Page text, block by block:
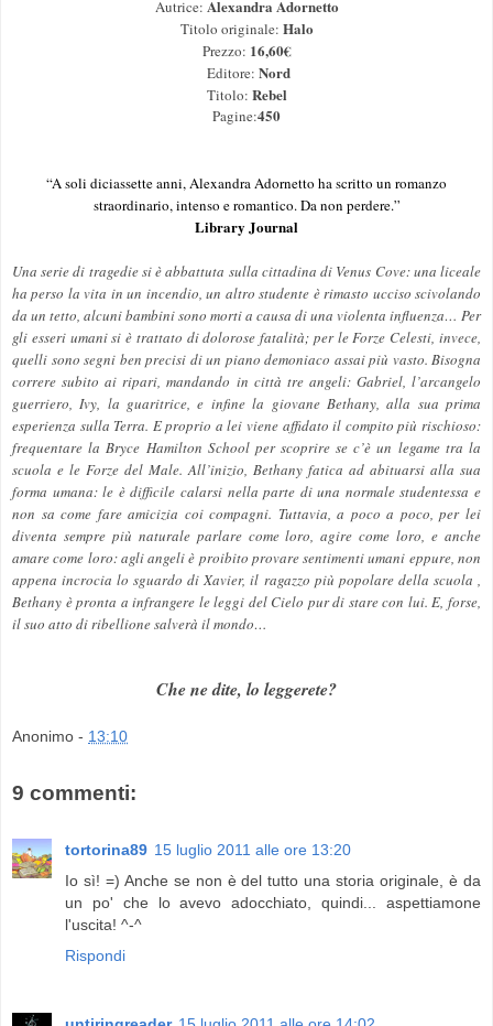
Autrice: Alexandra Adornetto
Titolo originale: Halo
Prezzo: 16,60€
Editore: Nord
Titolo: Rebel
Pagine:450
“A soli diciassette anni, Alexandra Adornetto ha scritto un romanzo
straordinario, intenso e romantico. Da non perdere.”
Library Journal
Una serie di tragedie si è abbattuta sulla cittadina di Venus Cove: una liceale
ha perso la vita in un incendio, un altro studente è rimasto ucciso scivolando
da un tetto, alcuni bambini sono morti a causa di una violenta influenza… Per
gli esseri umani si è trattato di dolorose fatalità; per le Forze Celesti, invece,
quelli sono segni ben precisi di un piano demoniaco assai più vasto. Bisogna
correre subito ai ripari, mandando in città tre angeli: Gabriel, l’arcangelo
guerriero, Ivy, la guaritrice, e infine la giovane Bethany, alla sua prima
esperienza sulla Terra. E proprio a lei viene affidato il compito più rischioso:
frequentare la Bryce Hamilton School per scoprire se c’è un legame tra la
scuola e le Forze del Male. All’inizio, Bethany fatica ad abituarsi alla sua
forma umana: le è difficile calarsi nella parte di una normale studentessa e
non sa come fare amicizia coi compagni. Tuttavia, a poco a poco, per lei
diventa sempre più naturale parlare come loro, agire come loro, e anche
amare come loro: agli angeli è proibito provare sentimenti umani eppure, non
appena incrocia lo sguardo di Xavier, il ragazzo più popolare della scuola ,
Bethany è pronta a infrangere le leggi del Cielo pur di stare con lui. E, forse,
il suo atto di ribellione salverà il mondo…
Che ne dite, lo leggerete?
Anonimo - 13:10
9 commenti:
tortorina89 15 luglio 2011 alle ore 13:20
Io sì! =) Anche se non è del tutto una storia originale, è da
un po' che lo avevo adocchiato, quindi... aspettiamone
l'uscita! ^-^
Rispondi